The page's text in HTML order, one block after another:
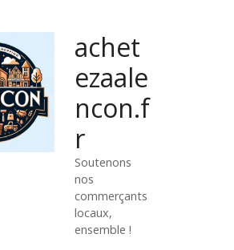
achet
ezaale
ncon.f
r
Soutenons
nos
commerçants
locaux,
ensemble !